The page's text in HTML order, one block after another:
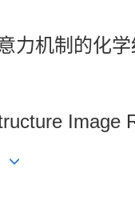
力机制的化学
Image